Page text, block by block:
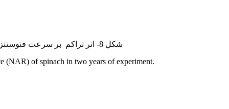
شکل 8- اثر تراکم بر سرعت فتوسنتز خالص (NAR) اسفناج در دو سال آزمایش.
(NAR) of spinach in two years of experiment.